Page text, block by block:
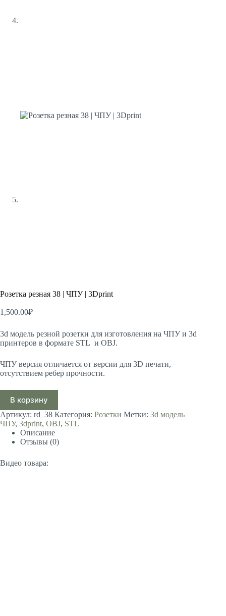
Розетка резная 38 | ЧПУ | 3Dprint
1,500.00₽
3d модель резной розетки для изготовления на ЧПУ и 3d
принтеров в формате STL и OBJ.
ЧПУ версия отличается от версии для 3D печати,
отсутствием ребер прочности.
В корзину
Артикул: rd_38 Категория: Розетки Метки: 3d модель
ЧПУ, 3dprint, OBJ, STL
Описание
Отзывы (0)
Видео товара: